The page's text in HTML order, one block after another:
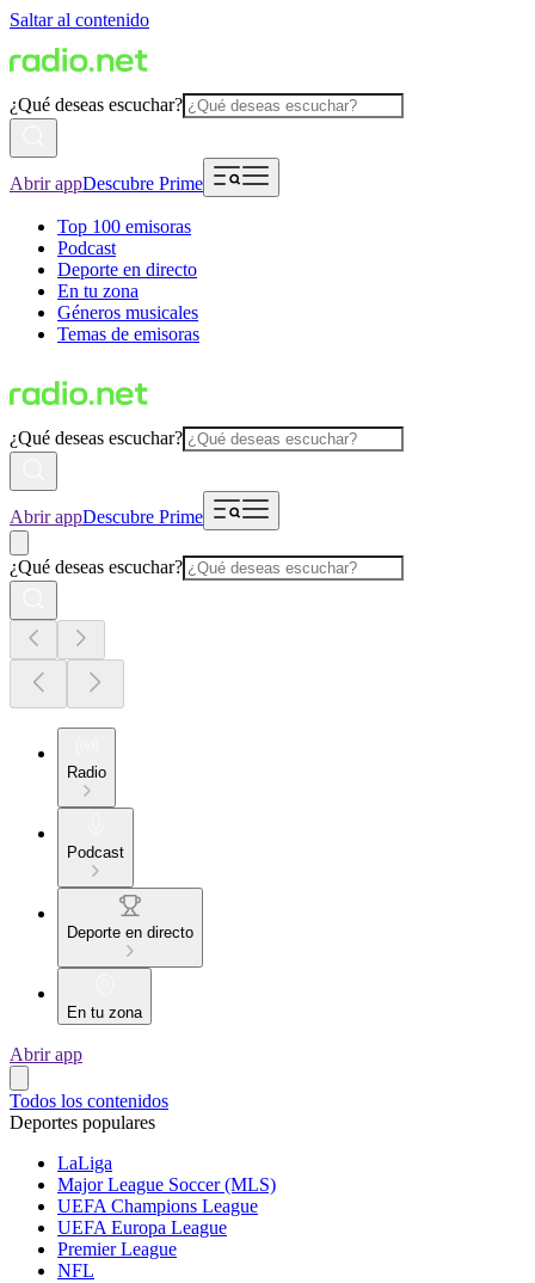
Saltar al contenido
¿Qué deseas escuchar?
Abrir appDescubre Prime
Top 100 emisoras
Podcast
Deporte en directo
En tu zona
Géneros musicales
Temas de emisoras
¿Qué deseas escuchar?
Abrir appDescubre Prime
¿Qué deseas escuchar?
Radio
Podcast
Deporte en directo
En tu zona
Abrir app
Todos los contenidos
Deportes populares
LaLiga
Major League Soccer (MLS)
UEFA Champions League
UEFA Europa League
Premier League
NFL